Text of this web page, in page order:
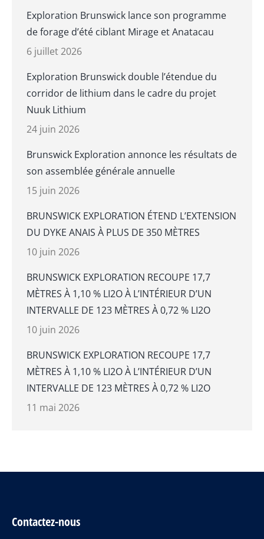
Exploration Brunswick lance son programme
de forage d’été ciblant Mirage et Anatacau
6 juillet 2026
Exploration Brunswick double l’étendue du
corridor de lithium dans le cadre du projet
Nuuk Lithium
24 juin 2026
Brunswick Exploration annonce les résultats de
son assemblée générale annuelle
15 juin 2026
BRUNSWICK EXPLORATION ÉTEND L’EXTENSION
DU DYKE ANAIS À PLUS DE 350 MÈTRES
10 juin 2026
BRUNSWICK EXPLORATION RECOUPE 17,7
MÈTRES À 1,10 % LI2O À L’INTÉRIEUR D’UN
INTERVALLE DE 123 MÈTRES À 0,72 % LI2O
10 juin 2026
BRUNSWICK EXPLORATION RECOUPE 17,7
MÈTRES À 1,10 % LI2O À L’INTÉRIEUR D’UN
INTERVALLE DE 123 MÈTRES À 0,72 % LI2O
11 mai 2026
Contactez-nous